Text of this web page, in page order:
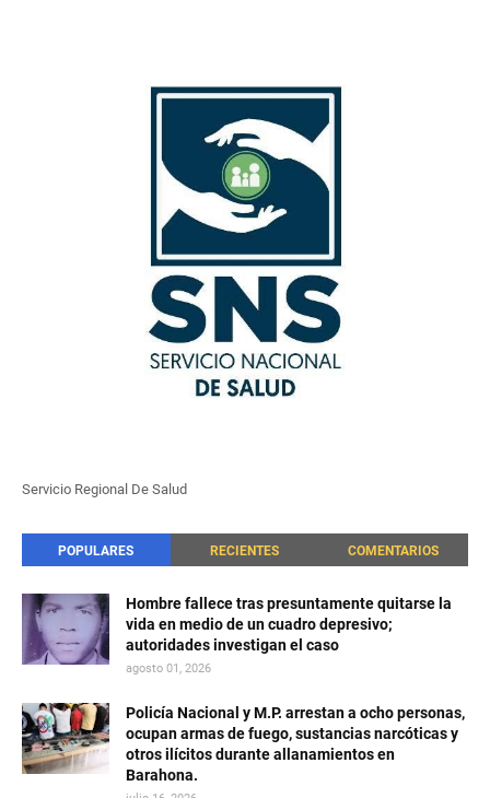
Servicio Regional De Salud
POPULARES RECIENTES COMENTARIOS
Hombre fallece tras presuntamente quitarse la
vida en medio de un cuadro depresivo;
autoridades investigan el caso
agosto 01, 2026
Policía Nacional y M.P. arrestan a ocho personas,
ocupan armas de fuego, sustancias narcóticas y
otros ilícitos durante allanamientos en
Barahona.